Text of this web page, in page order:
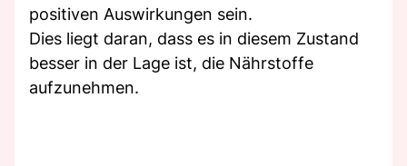
positiven Auswirkungen sein.
Dies liegt daran, dass es in diesem Zustand
besser in der Lage ist, die Nährstoffe
aufzunehmen.